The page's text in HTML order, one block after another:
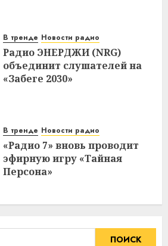
В тренде Новости радио
Радио ЭНЕРДЖИ (NRG)
объединит слушателей на
«Забеге 2030»
В тренде Новости радио
«Радио 7» вновь проводит
эфирную игру «Тайная
Персона»